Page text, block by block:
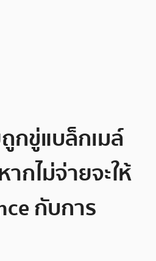
กขู่แบล็กเมล์
กไม่จ่ายจะให้
กับการ